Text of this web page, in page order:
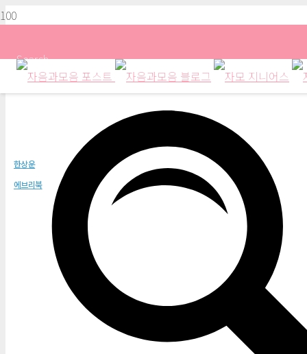
Search
거름 구덩이
한상운
에브리북